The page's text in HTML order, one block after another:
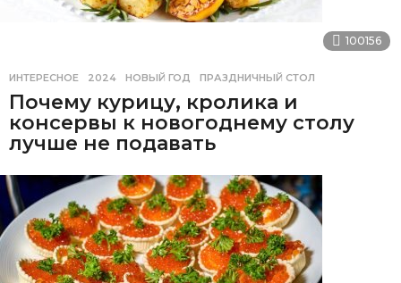
100156
ИНТЕРЕСНОЕ 2024 ,НОВЫЙ ГОД ,ПРАЗДНИЧНЫЙ СТОЛ
Почему курицу, кролика и
консервы к новогоднему столу
лучше не подавать